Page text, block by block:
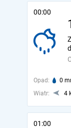
00:00
Opad: 0
Wiatr:
4
01:00